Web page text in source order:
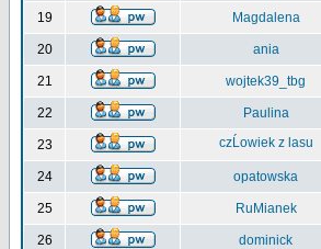
19 Magdalena
20 ania
21 wojtek39_tbg
22 Paulina
23 czĹowiek z lasu
24 opatowska
25 RuMianek
26 dominick